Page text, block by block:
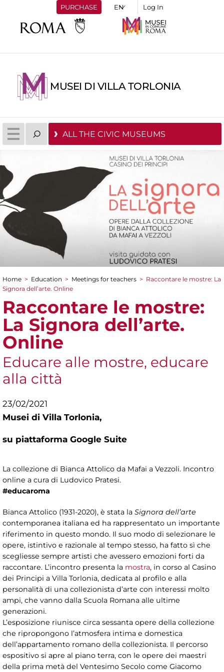
PURCHASE Log In
MUSEI DI VILLA TORLONIA
ALL THE CIVIC MUSEUMS
You are here
Home > Education > Meetings for teachers > Raccontare le mostre: La
Signora dell’arte. Online
Raccontare le mostre:
La Signora dell’arte.
Online
Educare alle mostre, educare
alla città
23/02/2021
Musei di Villa Torlonia,
su piattaforma Google Suite
La collezione di Bianca Attolico da Mafai a Vezzoli. Incontro
online a cura di Ludovico Pratesi.
#educaroma
Bianca Attolico (1931-2020), è stata la Signora dell’arte
contemporanea italiana ed ha rappresentato un importante
riferimento in questo mondo. Il suo modo di selezionare le
opere, istintivo e razionale al tempo stesso, ha fatto sì che
scegliesse sempre artisti che avessero emozioni forti da
raccontare. L’incontro presenta la mostra, in corso al Casino
dei Principi a Villa Torlonia, dedicata al profilo e alla
personalità di una collezionista d’arte con interessi molto
ampi, che vanno dalla Scuola Romana alle ultime
generazioni.
L’esposizione riunisce circa sessanta opere della collezione
che ripropongono l’atmosfera intima e domestica
dell’appartamento romano della collezionista. Il percorso
espositivo si apre al piano terra, con le opere dei maestri
della prima metà del Ventesimo Secolo come Giacomo